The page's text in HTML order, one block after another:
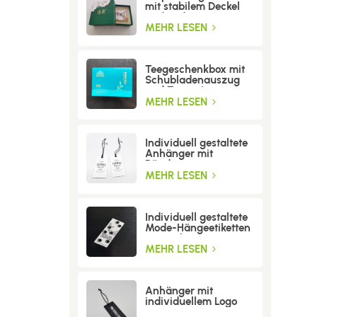
mit stabilem Deckel
und Boden
MEHR LESEN
Teegeschenkbox mit
Schubladenauszug
und Trenneinsatz
MEHR LESEN
Individuell gestaltete
Anhänger mit
Bändern
MEHR LESEN
Individuell gestaltete
Mode-Hängeetiketten
mit Löchern
MEHR LESEN
Anhänger mit
individuellem Logo